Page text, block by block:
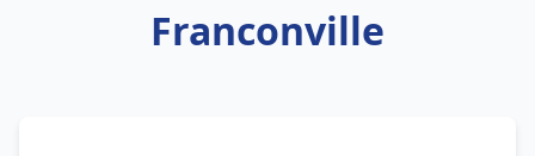
Franconville